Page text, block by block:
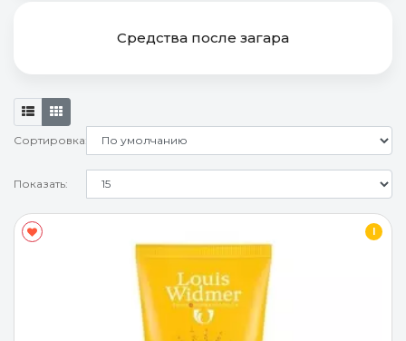
Средства после загара
Сортировка:
Показать:
I